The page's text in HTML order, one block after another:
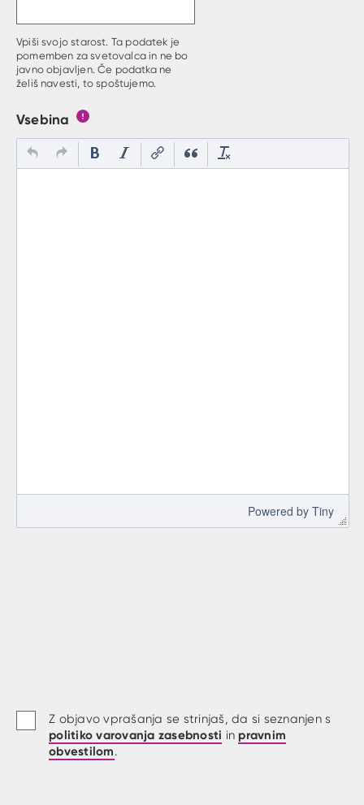
Vpiši svojo starost. Ta podatek je
pomemben za svetovalca in ne bo
javno objavljen. Če podatka ne
želiš navesti, to spoštujemo.
Vsebina
Powered by Tiny
Z objavo vprašanja se strinjaš, da si seznanjen s
politiko varovanja zasebnosti in pravnim
obvestilom.